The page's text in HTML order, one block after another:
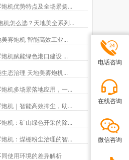
机优势特点及全场景扬...
机怎么选？天地美全系列...
雾炮机 智能高效工业...
机赋能绿色港口建设 ...
态治理 天地美雾炮机...
机多场景落地应用，一...
机｜智能高效抑尘，助...
机：矿山绿色开采的除...
机：煤棚粉尘治理的智...
使用环境的差异解析
电话咨询
在线咨询
微信咨询